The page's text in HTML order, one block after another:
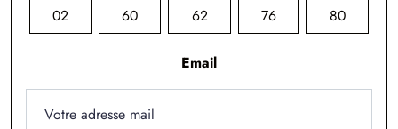
02 60 62 76 80
Email